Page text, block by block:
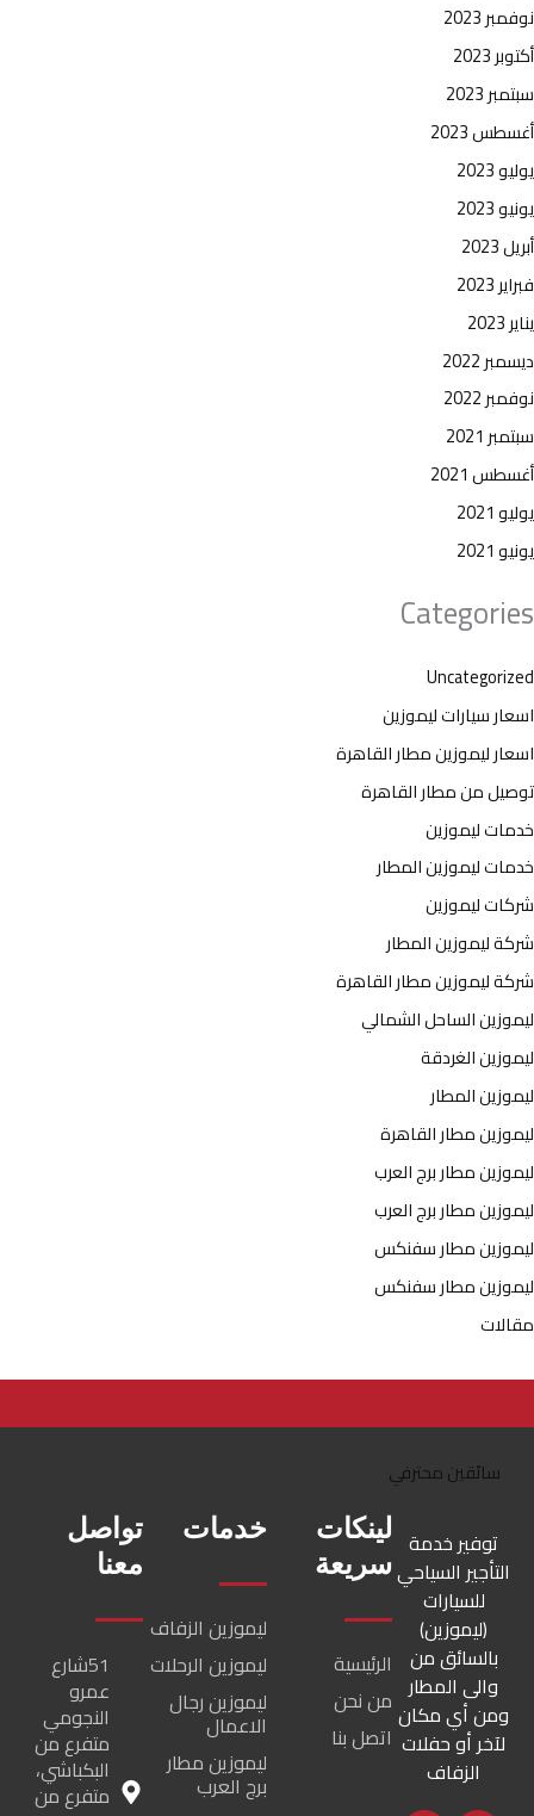
نوفمبر 2023
أكتوبر 2023
سبتمبر 2023
أغسطس 2023
يوليو 2023
يونيو 2023
أبريل 2023
فبراير 2023
يناير 2023
ديسمبر 2022
نوفمبر 2022
سبتمبر 2021
أغسطس 2021
يوليو 2021
يونيو 2021
Categories
Uncategorized
اسعار سيارات ليموزين
اسعار ليموزين مطار القاهرة
توصيل من مطار القاهرة
خدمات ليموزين
خدمات ليموزين المطار
شركات ليموزين
شركة ليموزين المطار
شركة ليموزين مطار القاهرة
ليموزين الساحل الشمالي
ليموزين الغردقة
ليموزين المطار
ليموزين مطار القاهرة
ليموزين مطار برج العرب
ليموزين مطار برج العرب
ليموزين مطار سفنكس
ليموزين مطار سفنكس
مقالات
توفير خدمة
التأجير السياحي
للسيارات
(ليموزين)
بالسائق من
والى المطار
ومن أي مكان
لآخر أو حفلات
الزفاف
لينكات
سريعة
الرئيسية
من نحن
اتصل بنا
خدمات
ليموزين الزفاف
ليموزين الرحلات
ليموزين رجال
الاعمال
ليموزين مطار
برج العرب
تواصل
معنا
51شارع
عمرو
النجومي
متفرع من
البكباشي،
متفرع من